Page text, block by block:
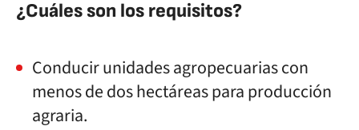
¿Cuáles son los requisitos?
Conducir unidades agropecuarias con
menos de dos hectáreas para producción
agraria.